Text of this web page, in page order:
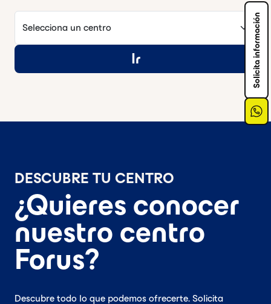
Ir
DESCUBRE TU CENTRO
¿Quieres conocer
nuestro centro
Forus?
Descubre todo lo que podemos ofrecerte. Solicita
Solicita información